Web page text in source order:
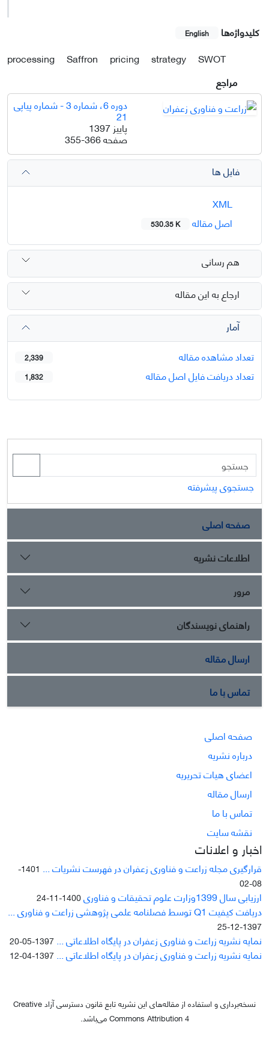
کلیدواژه‌ها English
processing Saffron pricing strategy
SWOT
مراجع
دوره 6، شماره 3 - شماره پیاپی
21
پاییز 1397
صفحه355-366
فایل ها
اصل مقاله
530.35 K
هم رسانی
ارجاع به این مقاله
آمار
تعداد مشاهده مقاله
2,339
تعداد دریافت فایل اصل مقاله 1,832
جستجوی پیشرفته
صفحه اصلی
اطلاعات نشریه
مرور
راهنمای نویسندگان
ارسال مقاله
تماس با ما
صفحه اصلی
درباره نشریه
اعضای هیات تحریریه
ارسال مقاله
تماس با ما
نقشه سایت
اخبار و اعلانات
قرارگیری مجله زراعت و فناوری زعفران در فهرست نشریات ...
1401-
08-02
ارزیابی سال 1399وزارت علوم تحقیقات و فناوری 1400-11-24
دریافت کیفیت Q1 توسط فصلنامه علمی پژوهشی زراعت و فناوری ...
1397-12-25
نمایه نشریه زراعت و فناوری زعفران در پایگاه اطلاعاتی ... 1397-05-20
نمایه نشریه زراعت و فناوری زعفران در پایگاه اطلاعاتی ... 1397-04-12
نسخه‌برداری و استفاده از مقاله‌های این نشریه تابع قانون دسترسی آزاد Creative
Commons Attribution 4 می‌باشد.